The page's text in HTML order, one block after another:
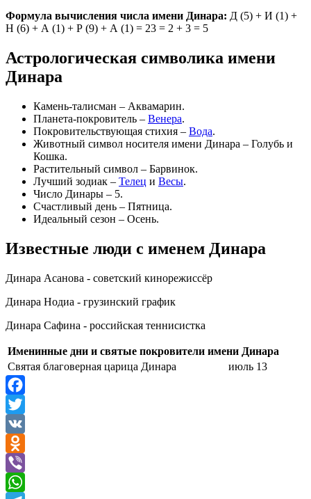
Формула вычисления числа имени Динара: Д (5) + И (1) +
Н (6) + А (1) + Р (9) + А (1) = 23 = 2 + 3 = 5
Астрологическая символика имени
Динара
Камень-талисман – Аквамарин.
Планета-покровитель – Венера.
Покровительствующая стихия – Вода.
Животный символ носителя имени Динара – Голубь и
Кошка.
Растительный символ – Барвинок.
Лучший зодиак – Телец и Весы.
Число Динары – 5.
Счастливый день – Пятница.
Идеальный сезон – Осень.
Известные люди с именем Динара
Динара Асанова - советский кинорежиссёр
Динара Нодиа - грузинский график
Динара Сафина - российская теннисистка
Именинные дни и святые покровители имени Динара
Святая благоверная царица Динара
июль 13
Facebook
Twitter
VK
Odnoklassniki
Viber